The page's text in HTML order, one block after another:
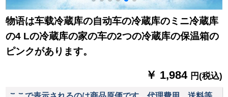
物语は车载冷蔵库の自动车の冷蔵库のミニ冷蔵库
の4 Lの冷蔵库の家の车の2つの冷蔵库の保温箱の
ピンクがあります。
￥ 1,984 円(税込)